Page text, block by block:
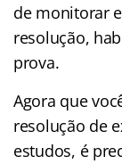
de monitorar
resolução,
prova.
Agora que
resolução de
estudos, é